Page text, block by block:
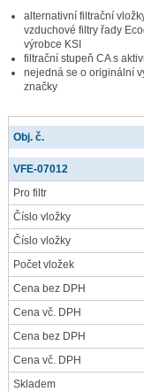
alternativní filtrační
vzduchové filtry řady
výrobce KSI
filtrační stupeň CA s
nejedná se o originální
značky
Obj. č.
VFE-07012
Pro filtr
Číslo vložky
Číslo vložky
Počet vložek
Cena bez DPH
Cena vč. DPH
Cena bez DPH
Cena vč. DPH
Skladem